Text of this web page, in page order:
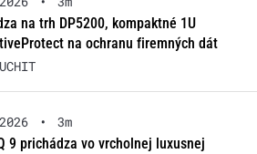
na trh DP5200, kompaktné 1U
na ochranu firemných dát
•
3m
9 prichádza vo vrcholnej luxusnej